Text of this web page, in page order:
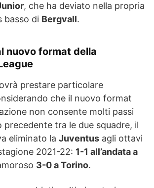
, che ha deviato nella propria
basso di Bergvall.
nuovo format della
prestare particolare
che il nuovo format
non consente molti passi
precedente tra le due squadre, il
eliminato la Juventus agli ottavi
2021-22: 1-1 all’andata a
3-0 a Torino.